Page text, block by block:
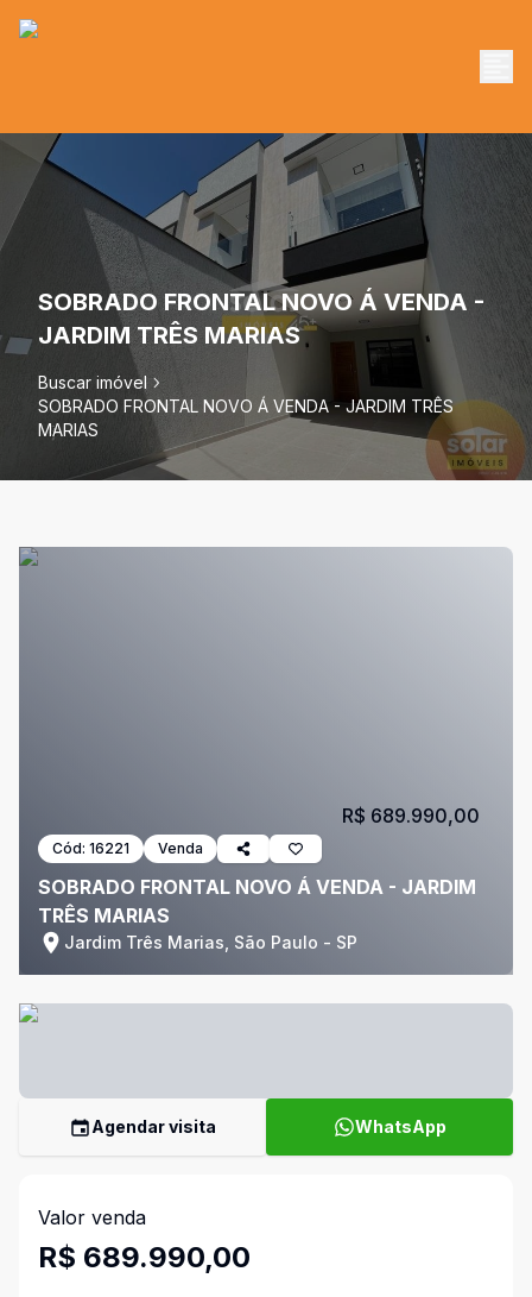
SOBRADO FRONTAL NOVO Á VENDA -
JARDIM TRÊS MARIAS
Buscar imóvel
SOBRADO FRONTAL NOVO Á VENDA - JARDIM TRÊS
MARIAS
Cód: 16221 Venda
SOBRADO FRONTAL NOVO Á VENDA - JARDIM
TRÊS MARIAS
Jardim Três Marias, São Paulo - SP
R$ 689.990,00
Agendar visita WhatsApp
Valor venda
R$ 689.990,00